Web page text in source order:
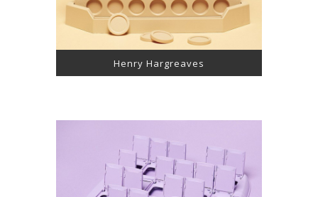
Henry Hargreaves